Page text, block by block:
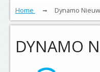
Home Dynamo
DYNAMO